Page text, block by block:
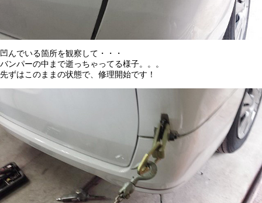
凹んでいる箇所を観察して・・・
バンパーの中まで逝っちゃってる様子。。。
先ずはこのままの状態で、修理開始です！